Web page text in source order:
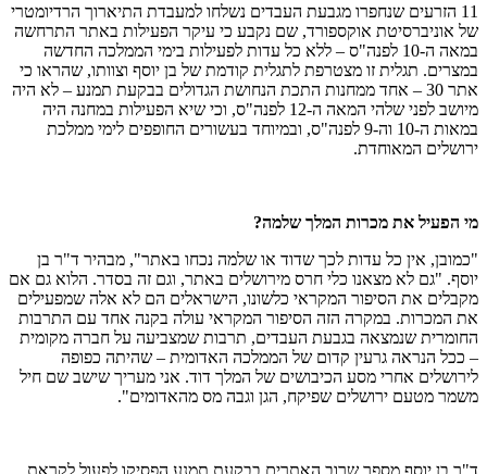
11 הזרעים שנחפרו מגבעת העבדים נשלחו למעבדת התיארוך הרדיומטרי
של אוניברסיטת אוקספורד, שם נקבע כי עיקר הפעילות באתר התרחשה
במאה ה-10 לפנה"ס – ללא כל עדות לפעילות בימי הממלכה החדשה
במצרים. תגלית זו מצטרפת לתגלית קודמת של בן יוסף וצוותו, שהראו כי
אתר 30 – אחד ממחנות התכת הנחושת הגדולים בבקעת תמנע – לא היה
מיושב לפני שלהי המאה ה-12 לפנה"ס, וכי שיא הפעילות במחנה היה
במאות ה-10 וה-9 לפנה"ס, ובמיוחד בעשורים החופפים לימי ממלכת
ירושלים המאוחדת.
מי הפעיל את מכרות המלך שלמה?
"כמובן, אין כל עדות לכך שדוד או שלמה נכחו באתר", מבהיר ד"ר בן
יוסף. "גם לא מצאנו כלי חרס מירושלים באתר, וגם זה בסדר. הלוא גם אם
מקבלים את הסיפור המקראי כלשונו, הישראלים הם לא אלה שמפעילים
את המכרות. במקרה הזה הסיפור המקראי עולה בקנה אחד עם התרבות
החומרית שנמצאה בגבעת העבדים, תרבות שמצביעה על חברה מקומית
– ככל הנראה גרעין קדום של הממלכה האדומית – שהיתה כפופה
לירושלים אחרי מסע הכיבושים של המלך דוד. אני מעריך שישב שם חיל
משמר מטעם ירושלים שפיקח, הגן וגבה מס מהאדומים".
ד"ר בן יוסף מספר שרוב האתרים בבקעת תמנע הפסיקו לפעול לקראת